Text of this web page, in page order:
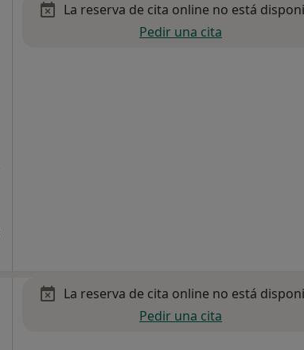
La reserva de cita online no está
Pedir una cita
La reserva de cita online no está
Pedir una cita